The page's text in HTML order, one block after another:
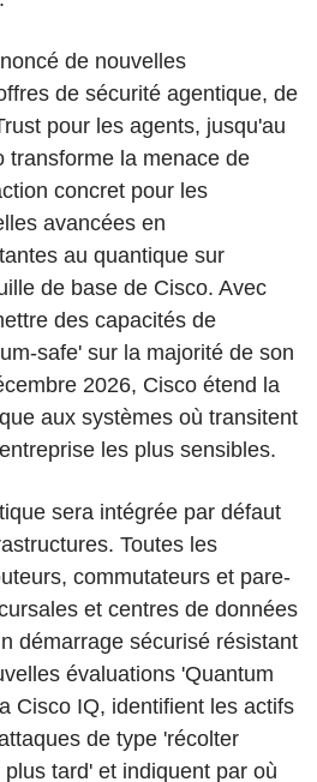
de nouvelles
de sécurité agentique, de
pour les agents, jusqu'au
transforme la menace de
concret pour les
avancées en
au quantique sur
de base de Cisco. Avec
des capacités de
safe' sur la majorité de son
2026, Cisco étend la
aux systèmes où transitent
les plus sensibles.
sera intégrée par défaut
Toutes les
commutateurs et pare-
et centres de données
démarrage sécurisé résistant
évaluations 'Quantum
Cisco IQ, identifient les actifs
de type 'récolter
tard' et indiquent par où